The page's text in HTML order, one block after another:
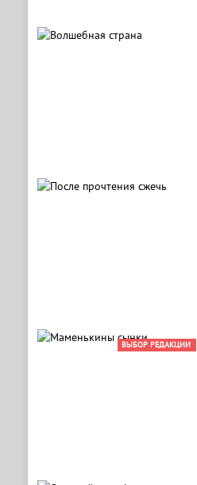
ВЫБОР РЕДАКЦИИ